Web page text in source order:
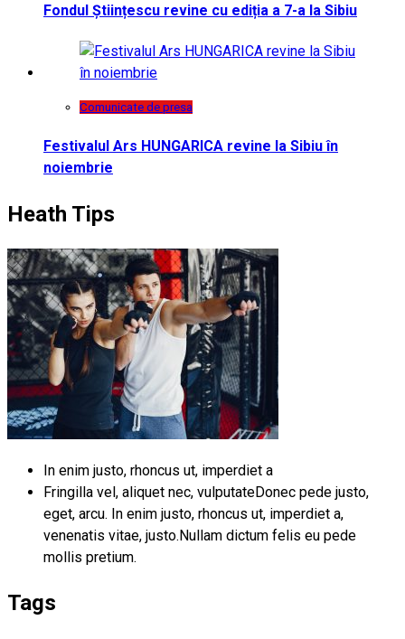
Fondul Științescu revine cu ediția a 7-a la Sibiu
Comunicate de presa
Festivalul Ars HUNGARICA revine la Sibiu în
noiembrie
Heath Tips
In enim justo, rhoncus ut, imperdiet a
Fringilla vel, aliquet nec, vulputateDonec pede justo,
eget, arcu. In enim justo, rhoncus ut, imperdiet a,
venenatis vitae, justo.Nullam dictum felis eu pede
mollis pretium.
Tags